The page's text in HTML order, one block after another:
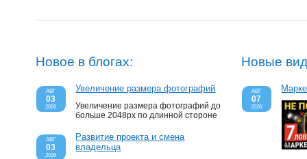
Новое в блогах:
АВГ
03
2026
Увеличение размера фотографий
Увеличение размера фотографий до
больше 2048px по длинной стороне
АВГ
03
2026
Развитие проекта и смена
владельца
Новые
АВГ
07
2026